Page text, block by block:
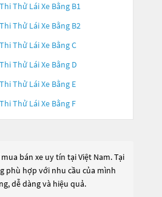
Thi Thử Lái Xe Bằng B1
Thi Thử Lái Xe Bằng B2
Thi Thử Lái Xe Bằng C
Thi Thử Lái Xe Bằng D
Thi Thử Lái Xe Bằng E
Thi Thử Lái Xe Bằng F
bán xe uy tín tại Việt Nam. Tại
phù hợp với nhu cầu của mình
dễ dàng và hiệu quả.